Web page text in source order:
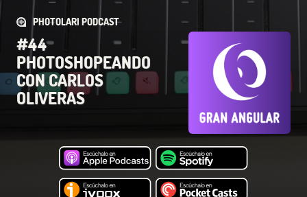
PHOTOLARI PODCAST
#44
PHOTOSHOPEANDO
CON CARLOS
OLIVERAS